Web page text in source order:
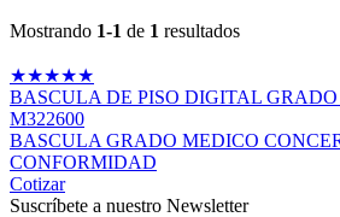
Mostrando 1-1 de 1 resultados
★★★★★
BASCULA DE PISO DIGITAL
M322600
BASCULA GRADO MEDICO
CONFORMIDAD
Cotizar
Suscríbete a nuestro Newsletter